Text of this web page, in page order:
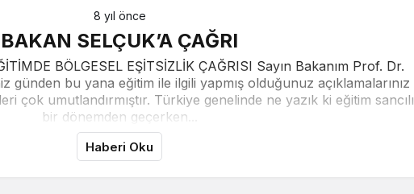
8 yıl önce
BAKAN SELÇUK’A ÇAĞRI
BÖLGESEL EŞİTSİZLİK ÇAĞRISI Sayın Bakanım Prof. Dr.
günden bu yana eğitim ile ilgili yapmış olduğunuz açıklamalarınız
çok umutlandırmıştır. Türkiye genelinde ne yazık ki eğitim sancılı
bir dönemden geçerken...
Haberi Oku